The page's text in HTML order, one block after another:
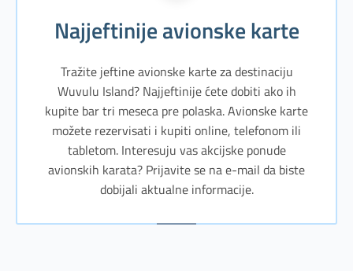
Najjeftinije avionske karte
Tražite jeftine avionske karte za destinaciju
Wuvulu Island? Najjeftinije ćete dobiti ako ih
kupite bar tri meseca pre polaska. Avionske karte
možete rezervisati i kupiti online, telefonom ili
tabletom. Interesuju vas akcijske ponude
avionskih karata? Prijavite se na e-mail da biste
dobijali aktualne informacije.